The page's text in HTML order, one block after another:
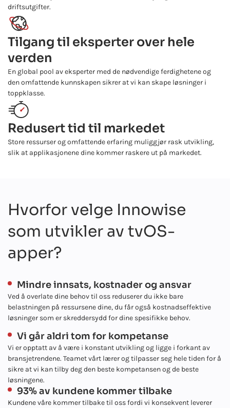
driftsutgifter.
Tilgang til eksperter over hele
verden
En global pool av eksperter med de nødvendige ferdighetene og
den omfattende kunnskapen sikrer at vi kan skape løsninger i
toppklasse.
Redusert tid til markedet
Store ressurser og omfattende erfaring muliggjør rask utvikling,
slik at applikasjonene dine kommer raskere ut på markedet.
Hvorfor velge Innowise
som utvikler av tvOS-
apper?
Mindre innsats, kostnader og ansvar
Ved å overlate dine behov til oss reduserer du ikke bare
belastningen på ressursene dine, du får også kostnadseffektive
løsninger som er skreddersydd for dine spesifikke behov.
Vi går aldri tom for kompetanse
Vi er opptatt av å være i konstant utvikling og ligge i forkant av
bransjetrendene. Teamet vårt lærer og tilpasser seg hele tiden for å
sikre at vi kan tilby deg den beste kompetansen og de beste
løsningene.
93% av kundene kommer tilbake
Kundene våre kommer tilbake til oss fordi vi konsekvent leverer